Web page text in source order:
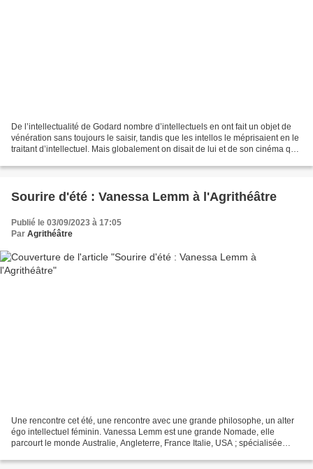
De l’intellectualité de Godard nombre d’intellectuels en ont fait un objet de
vénération sans toujours le saisir, tandis que les intellos le méprisaient en le
traitant d’intellectuel. Mais globalement on disait de lui et de son cinéma qu’il
Sourire d'été : Vanessa Lemm à l'Agrithéâtre
Publié le 03/09/2023 à 17:05
Par Agrithéâtre
Une rencontre cet été, une rencontre avec une grande philosophe, un alter
égo intellectuel féminin. Vanessa Lemm est une grande Nomade, elle
parcourt le monde Australie, Angleterre, France Italie, USA ; spécialisée